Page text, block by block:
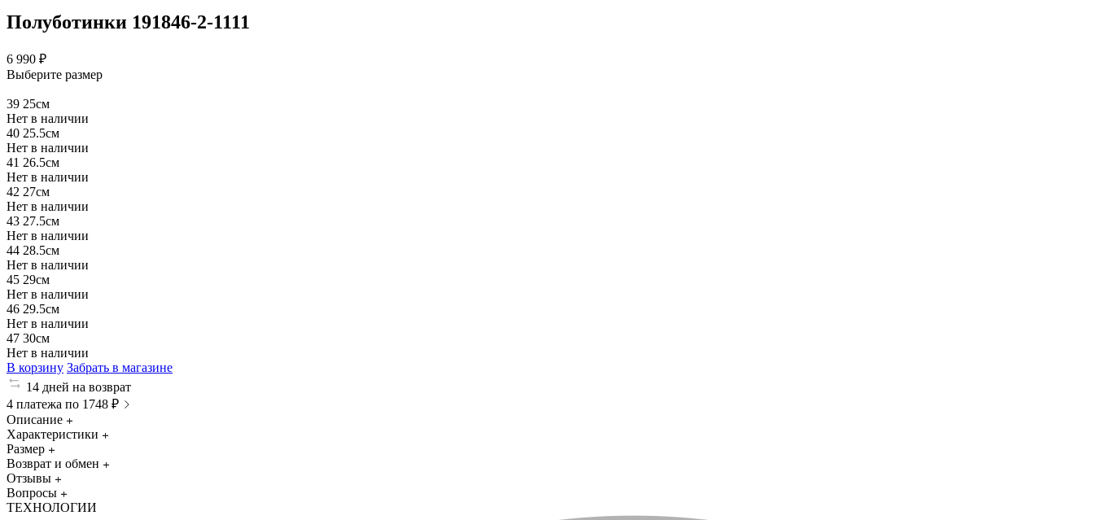
Полуботинки 191846-2-1111
6 990 ₽
Выберите размер
39 25см
Нет в наличии
40 25.5см
Нет в наличии
41 26.5см
Нет в наличии
42 27см
Нет в наличии
43 27.5см
Нет в наличии
44 28.5см
Нет в наличии
45 29см
Нет в наличии
46 29.5см
Нет в наличии
47 30см
Нет в наличии
В корзину Забрать в магазине
14 дней на возврат
4 платежа по 1748 ₽
Описание
Характеристики
Размер
Возврат и обмен
Отзывы
Вопросы
ТЕХНОЛОГИИ